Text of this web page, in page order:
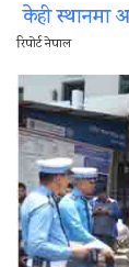
केही स्थानमा
रिपोर्ट नेपाल